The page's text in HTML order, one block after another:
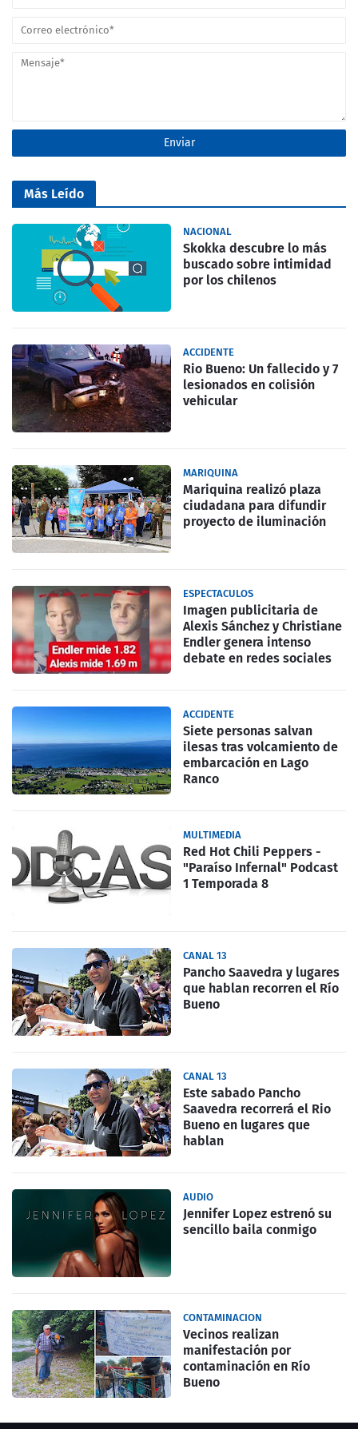
Más Leído
NACIONAL
Skokka descubre lo más
buscado sobre intimidad
por los chilenos
ACCIDENTE
Rio Bueno: Un fallecido y 7
lesionados en colisión
vehicular
MARIQUINA
Mariquina realizó plaza
ciudadana para difundir
proyecto de iluminación
ESPECTACULOS
Imagen publicitaria de
Alexis Sánchez y Christiane
Endler genera intenso
debate en redes sociales
ACCIDENTE
Siete personas salvan
ilesas tras volcamiento de
embarcación en Lago
Ranco
MULTIMEDIA
Red Hot Chili Peppers -
"Paraíso Infernal" Podcast
1 Temporada 8
CANAL 13
Pancho Saavedra y lugares
que hablan recorren el Río
Bueno
CANAL 13
Este sabado Pancho
Saavedra recorrerá el Rio
Bueno en lugares que
hablan
AUDIO
Jennifer Lopez estrenó su
sencillo baila conmigo
CONTAMINACION
Vecinos realizan
manifestación por
contaminación en Río
Bueno